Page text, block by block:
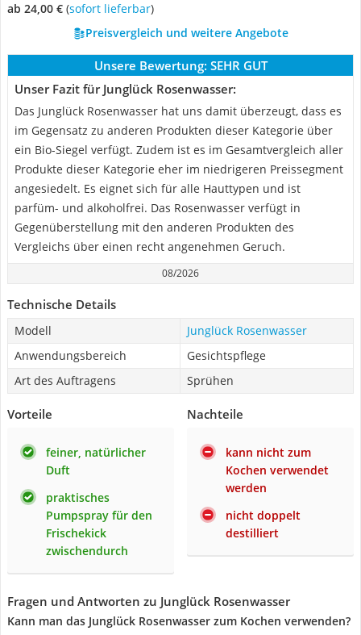
ab 24,00 € ( Sofort lieferbar)
Preisvergleich und weitere Angebote
Unsere Bewertung: SEHR GUT
Unser Fazit für Junglück Rosenwasser:
Das Junglück Rosenwasser hat uns damit überzeugt, dass es
im Gegensatz zu anderen Produkten dieser Kategorie über
ein Bio-Siegel verfügt. Zudem ist es im Gesamtvergleich aller
Produkte dieser Kategorie eher im niedrigeren Preissegment
angesiedelt. Es eignet sich für alle Hauttypen und ist
parfüm- und alkoholfrei. Das Rosenwasser verfügt in
Gegenüberstellung mit den anderen Produkten des
Vergleichs über einen recht angenehmen Geruch.
08/2026
Technische Details
Modell
Junglück Rosenwasser
Anwendungsbereich
Gesichtspflege
Art des Auftragens
Sprühen
Vorteile
feiner, natürlicher
Duft
praktisches
Pumpspray für den
Frischekick
zwischendurch
Nachteile
kann nicht zum
Kochen verwendet
werden
nicht doppelt
destilliert
Fragen und Antworten zu Junglück Rosenwasser
Kann man das Junglück Rosenwasser zum Kochen verwenden?